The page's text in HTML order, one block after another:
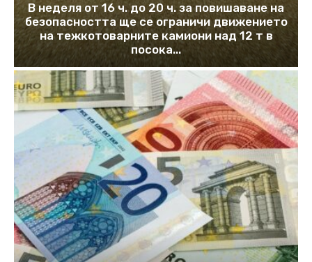
В неделя от 16 ч. до 20 ч. за повишаване на
безопасността ще се ограничи движението
на тежкотоварните камиони над 12 т в
посока...